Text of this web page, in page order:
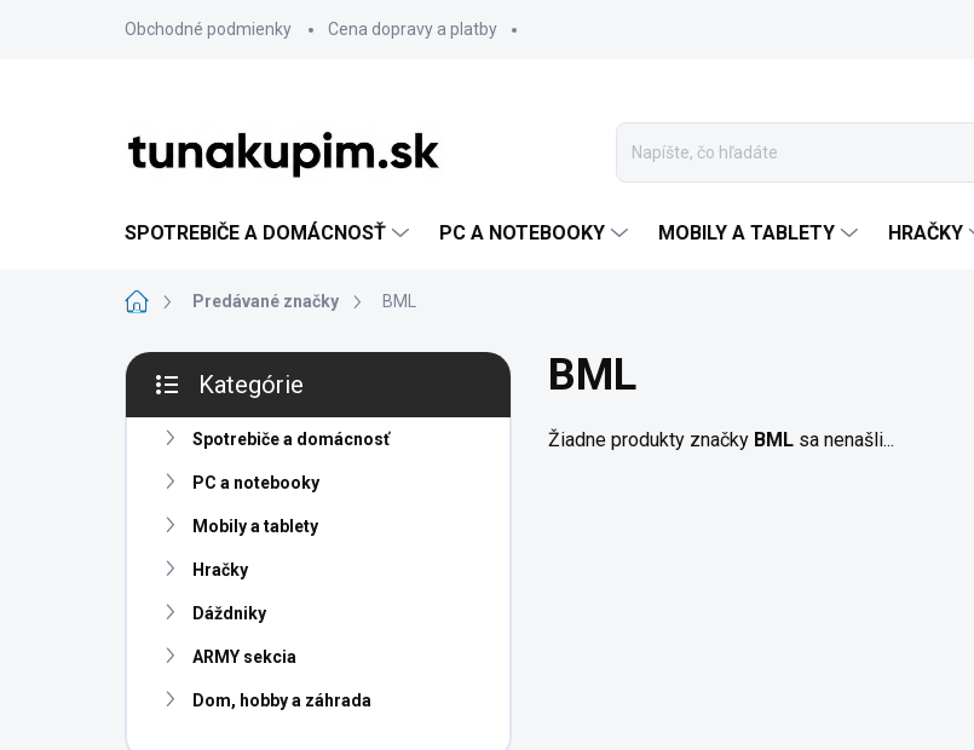
Obchodné podmienky Cena dopravy a platby
SPOTREBIČE A DOMÁCNOSŤ PC A NOTEBOOKY MOBILY A TABLETY HRAČKY
DomovPredávané značky BML
B
č
kategórie
Kategórie
Spotrebiče a domácnosť
PC a notebooky
Mobily a tablety
Hračky
Dáždniky
ARMY sekcia
Dom, hobby a záhrada
BML
Žiadne produkty značky BML sa nenašli...